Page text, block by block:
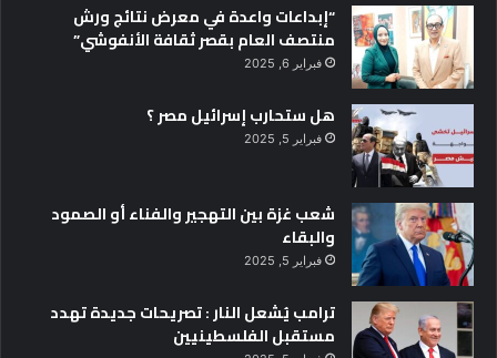
“إبداعات واعدة في معرض نتائج ورش
منتصف العام بقصر ثقافة الأنفوشي”
فبراير 6, 2025
هل ستحارب إسرائيل مصر ؟
فبراير 5, 2025
شعب غزة بين التهجير والفناء أو الصمود
والبقاء
فبراير 5, 2025
ترامب يُشعل النار : تصريحات جديدة تهدد
مستقبل الفلسطينيين